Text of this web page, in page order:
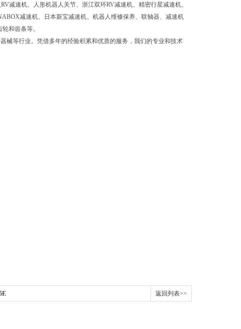
减速机、人形机器人关节、浙江双环RV减速机、精密行星减速机、
减速机、日本新宝减速机、机器人维修保养、联轴器、减速机
和齿条等。
械等行业。凭借多年的经验积累和优质的服务，我们的专业和技术
返回列表>>